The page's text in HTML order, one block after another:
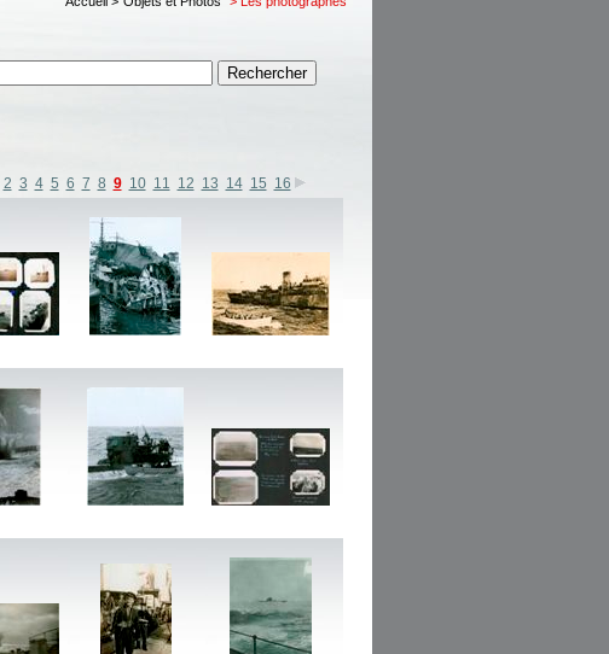
2 3 4 5 6 7 8 9 10 11 12 13 14 15 16